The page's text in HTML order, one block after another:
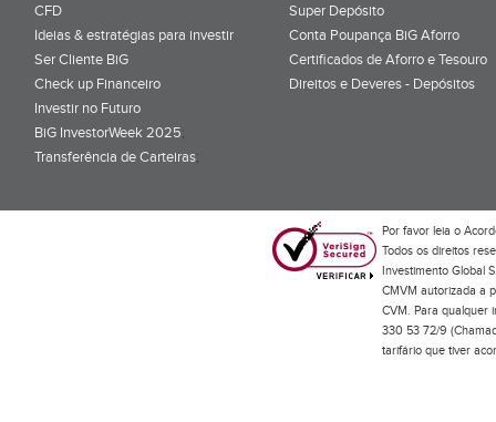
CFD
Ideias & estratégias para investir
Ser Cliente BiG
Check up Financeiro
Investir no Futuro
BiG InvestorWeek 2025;
Transferência de Carteiras;
Super Depósito
Conta Poupança BiG Aforro
Certificados de Aforro e Tesouro
Direitos e Deveres - Depósitos
Por favor leia o
Todos os direitos
Investimento Global
CMVM autorizada a
CVM. Para qualquer
330 53 72/9
tarifário que tiver